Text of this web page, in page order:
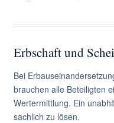
Erbschaft und
Bei
brauchen alle Beteiligten
Wertermittlung. Ein
sachlich zu lösen.